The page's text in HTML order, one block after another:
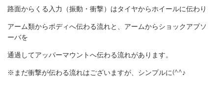
路面からくる入力（振動・衝撃）はタイヤからホイールに伝わり
アーム類からボディへ伝わる流れと、アームからショックアブソ
ーバを
通過してアッパーマウントへ伝わる流れがあります。
※まだ衝撃が伝わる流れはございますが、シンプルに(^^♪